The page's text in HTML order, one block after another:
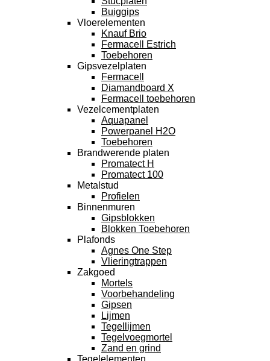
Buiggips
Vloerelementen
Knauf Brio
Fermacell Estrich
Toebehoren
Gipsvezelplaten
Fermacell
Diamandboard X
Fermacell toebehoren
Vezelcementplaten
Aquapanel
Powerpanel H2O
Toebehoren
Brandwerende platen
Promatect H
Promatect 100
Metalstud
Profielen
Binnenmuren
Gipsblokken
Blokken Toebehoren
Plafonds
Agnes One Step
Vlieringtrappen
Zakgoed
Mortels
Voorbehandeling
Gipsen
Lijmen
Tegellijmen
Tegelvoegmortel
Zand en grind